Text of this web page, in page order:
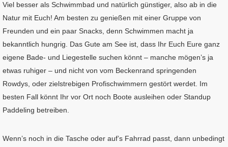
Viel besser als Schwimmbad und natürlich günstiger, also ab in die
Natur mit Euch! Am besten zu genießen mit einer Gruppe von
Freunden und ein paar Snacks, denn Schwimmen macht ja
bekanntlich hungrig. Das Gute am See ist, dass Ihr Euch Eure ganz
eigene Bade- und Liegestelle suchen könnt – manche mögen’s ja
etwas ruhiger – und nicht von vom Beckenrand springenden
Rowdys, oder zielstrebigen Profischwimmern gestört werdet. Im
besten Fall könnt Ihr vor Ort noch Boote ausleihen oder Standup
Paddeling betreiben.
Wenn’s noch in die Tasche oder auf’s Fahrrad passt, dann unbedingt